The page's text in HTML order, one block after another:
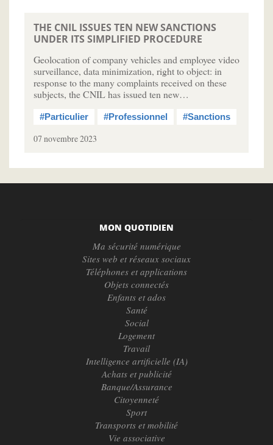
THE CNIL ISSUES TEN NEW SANCTIONS
UNDER ITS SIMPLIFIED PROCEDURE
Geolocation of company vehicles and employee video
surveillance, data minimization, right to object: in
response to the many complaints received on these
subjects, the CNIL has issued ten new…
#Particulier #Professionnel #Sanctions
07 novembre 2023
MON QUOTIDIEN
Ma sécurité numérique
Sites web et réseaux sociaux
Téléphones et applications
Objets connectés
Enfants et ados
Santé
Social
Logement
Travail
Intelligence artificielle (IA)
Achats et publicité
Banque/Assurance
Citoyenneté
Sport
Transports et mobilité
Vie associative